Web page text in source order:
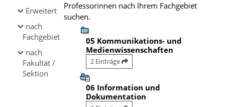
Erweitert
nach
Fachgebiet
nach
Fakultät /
Sektion
Professorinnen nach Ihrem Fachgebiet
suchen.
05 Kommunikations- und
Medienwissenschaften
2 Einträge
06 Information und
Dokumentation